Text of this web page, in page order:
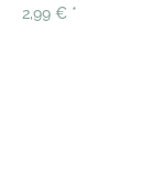
2,99 € *